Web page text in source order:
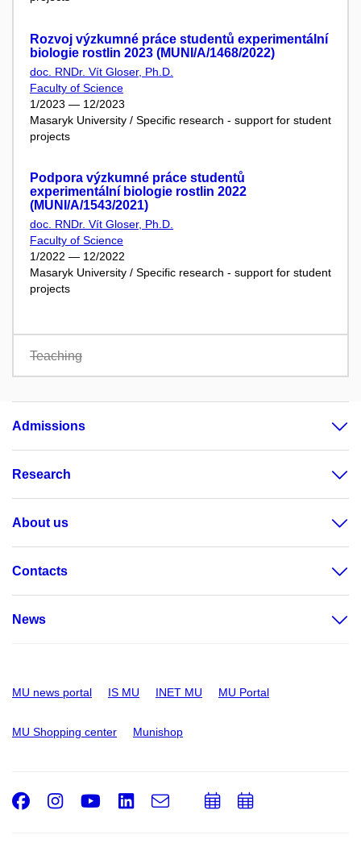
Rozvoj výzkumné práce studentů experimentální
biologie rostlin 2023 (MUNI/A/1468/2022)
doc. RNDr. Vít Gloser, Ph.D.
Faculty of Science
1/2023 — 12/2023
Masaryk University / Specific research - support for student
projects
Podpora výzkumné práce studentů
experimentální biologie rostlin 2022
(MUNI/A/1543/2021)
doc. RNDr. Vít Gloser, Ph.D.
Faculty of Science
1/2022 — 12/2022
Masaryk University / Specific research - support for student
projects
Teaching
Admissions
Research
About us
Contacts
News
MU news portal IS MU INET MU MU Portal
MU Shopping center Munishop
Facebook
Instagram
Youtube
LinkedIn
e-
AddAdd